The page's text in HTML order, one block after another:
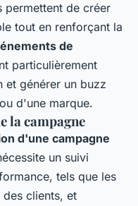
permettent de créer
tout en renforçant la
de
particulièrement
générer un buzz
d'une marque.
la campagne
d'une campagne
un suivi
tels que les
clients, et